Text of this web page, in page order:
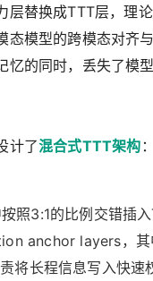
层替换成TTT层，理论
态模型的跨模态对齐
忆的同时，丢失了模
计了混合式TTT架构 ：
照3:1的比例交错插
anchor layers，其
将长程信息写入快速